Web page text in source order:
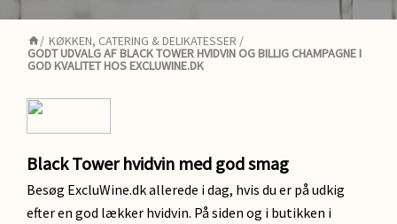
/ KØKKEN, CATERING & DELIKATESSER /
GODT UDVALG AF BLACK TOWER HVIDVIN OG BILLIG CHAMPAGNE I
GOD KVALITET HOS EXCLUWINE.DK
Black Tower hvidvin med god smag
Besøg ExcluWine.dk allerede i dag, hvis du er på udkig
efter en god lækker hvidvin. På siden og i butikken i